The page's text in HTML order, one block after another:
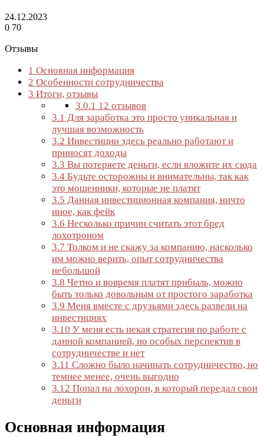
24.12.2023
0 70
Отзывы
1 Основная информация
2 Особенности сотрудничества
3 Итоги, отзывы
3.0.1 12 отзывов
3.1 Для заработка это просто уникальная и
лучшая возможность
3.2 Инвестиции здесь реально работают и
приносят доходы
3.3 Вы потеряете деньги, если вложите их сюда
3.4 Будьте осторожны и внимательны, так как
это мошенники, которые не платят
3.5 Данная инвестиционная компания, ничто
иное, как фейк
3.6 Несколько причин считать этот бред
лохотроном
3.7 Толком и не скажу за компанию, насколько
им можно верить, опыт сотрудничества
небольшой
3.8 Четно и вовремя платят прибыль, можно
быть только довольным от простого заработка
3.9 Меня вместе с друзьями здесь развели на
инвестициях
3.10 У меня есть некая стратегия по работе с
данной компанией, но особых перспектив в
сотрудничестве и нет
3.11 Сложно было начинать сотрудничество, но
темнее менее, очень выгодно
3.12 Попал на лохорон, в который передал свои
деньги
Основная информация